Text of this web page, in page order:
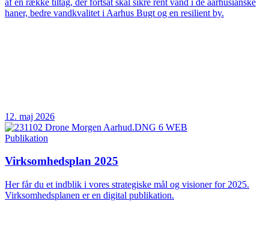
haner, bedre vandkvalitet i Aarhus Bugt og en resilient by.
12. maj 2026
Publikation
Virksomhedsplan 2025
Her får du et indblik i vores strategiske mål og visioner for 2025.
Virksomhedsplanen er en digital publikation.